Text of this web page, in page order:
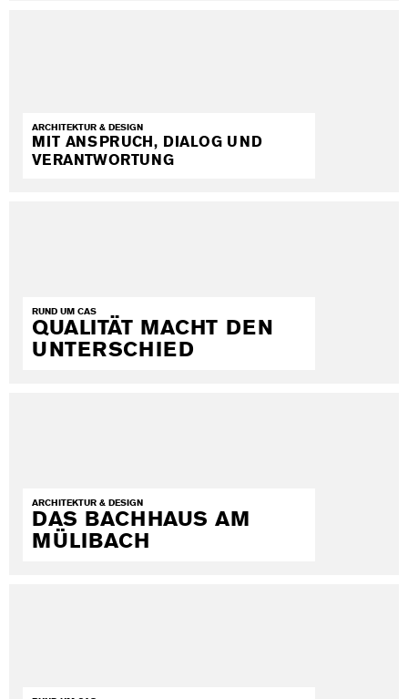
ARCHITEKTUR & DESIGN
MIT ANSPRUCH, DIALOG UND
VERANTWORTUNG
RUND UM CAS
QUALITÄT MACHT DEN
UNTERSCHIED
ARCHITEKTUR & DESIGN
DAS BACHHAUS AM
MÜLIBACH